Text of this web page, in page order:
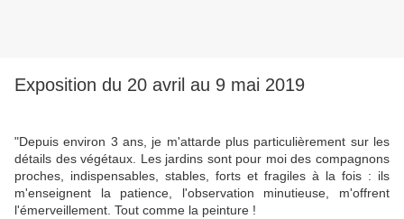
Exposition du 20 avril au 9 mai 2019
"Depuis environ 3 ans, je m'attarde plus particulièrement sur les
détails des végétaux. Les jardins sont pour moi des compagnons
proches, indispensables, stables, forts et fragiles à la fois : ils
m'enseignent la patience, l'observation minutieuse, m'offrent
l'émerveillement. Tout comme la peinture !